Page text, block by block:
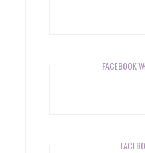
FACEBOOK